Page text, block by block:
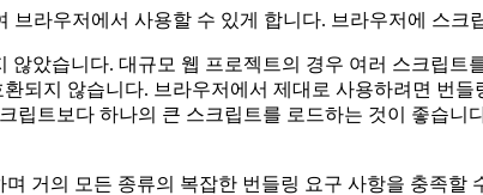
브라우저에서 사용할 수 있게 합니다. 브라우저에 스
않았습니다. 대규모 웹 프로젝트의 경우 여러 스크립
되지 않습니다. 브라우저에서 제대로 사용하려면 번
립트보다 하나의 큰 스크립트를 로드하는 것이 좋습니
거의 모든 종류의 복잡한 번들링 요구 사항을 충족